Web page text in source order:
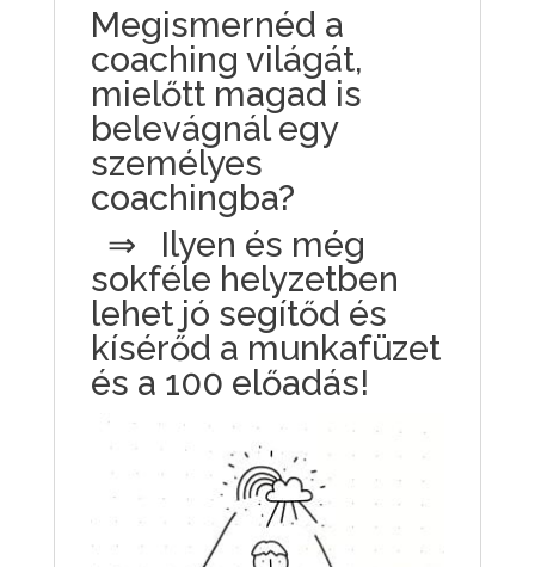
Megismernéd a
coaching világát,
mielőtt magad is
belevágnál egy
személyes
coachingba?
⇒ Ilyen és még
sokféle helyzetben
lehet jó segítőd és
kísérőd a munkafüzet
és a 100 előadás!